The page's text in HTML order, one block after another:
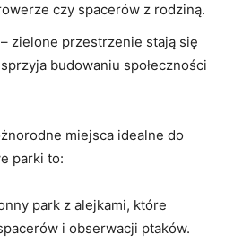
czy spacerów z rodziną.
– zielone przestrzenie stają się
budowaniu społeczności
miejsca idealne do
parki to:
park z alejkami, które
i obserwacji ptaków.